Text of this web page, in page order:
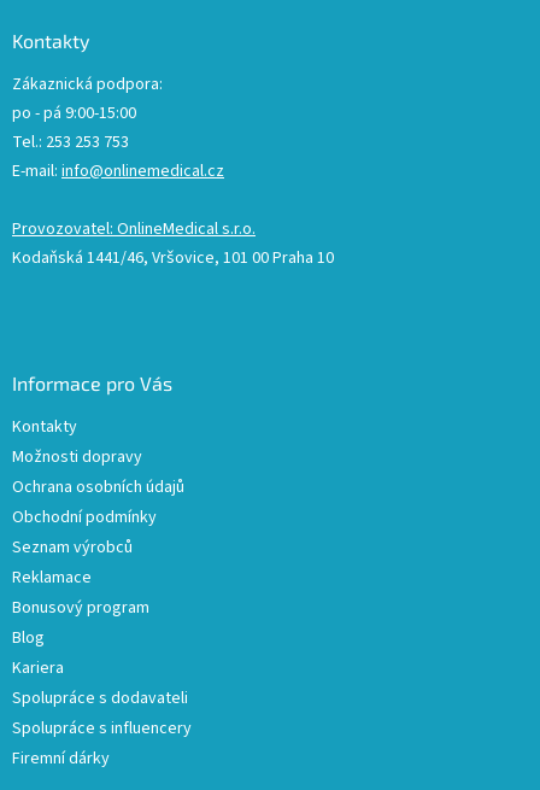
Kontakty
Zákaznická podpora:
po - pá 9:00-15:00
Tel.: 253 253 753
E-mail: info@onlinemedical.cz
Provozovatel: OnlineMedical s.r.o.
Kodaňská 1441/46, Vršovice, 101 00 Praha 10
Informace pro Vás
Kontakty
Možnosti dopravy
Ochrana osobních údajů
Obchodní podmínky
Seznam výrobců
Reklamace
Bonusový program
Blog
Kariera
Spolupráce s dodavateli
Spolupráce s influencery
Firemní dárky